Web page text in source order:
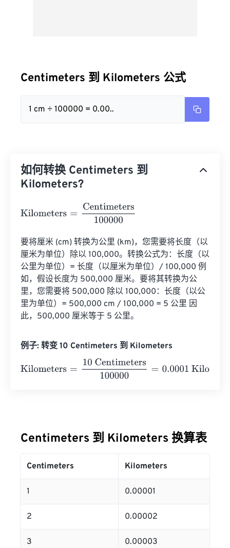
Centimeters 到 Kilometers 公式
1 cm ÷ 100000 = 0.00..
如何转换 Centimeters 到
Kilometers?
Kilometers Centimeters100000
要将厘米 (cm) 转换为公里 (km)，您需要将长度（以
厘米为单位）除以 100,000。转换公式为：长度（以
公里为单位）= 长度（以厘米为单位）/ 100,000 例
如，假设长度为 500,000 厘米。要将其转换为公
里，您需要将 500,000 除以 100,000：长度（以公
里为单位）= 500,000 cm / 100,000 = 5 公里 因
此，500,000 厘米等于 5 公里。
例子: 转变 10 Centimeters 到 Kilometers
Kilometers
10 Centimeters100000 0.0001 Kilometers
Centimeters 到 Kilometers 换算表
Centimeters Kilometers
1 0.00001
2 0.00002
3 0.00003